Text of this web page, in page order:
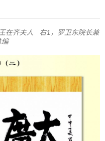
在齐夫人 右1，罗卫东院长兼